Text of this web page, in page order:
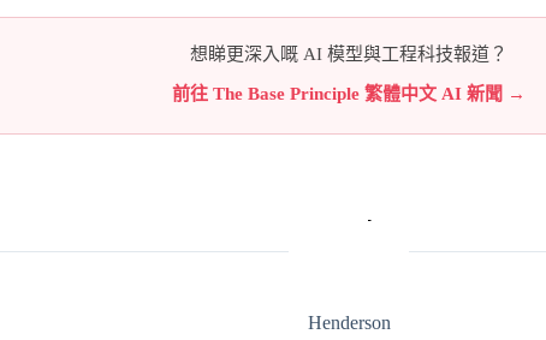
想睇更深入嘅 AI 模型與工程科技報道？
前往 The Base Principle 繁體中文 AI 新聞 →
Henderson